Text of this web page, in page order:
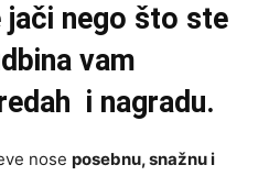
nego što ste
vam
i nagradu.
nose posebnu, snažnu i